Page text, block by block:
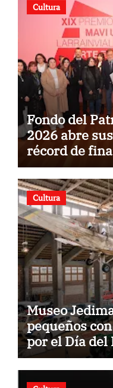
Cultura
Fondo del
2026 abre
récord de
$5.500
Cultura
Museo
pequeños
por el Día del